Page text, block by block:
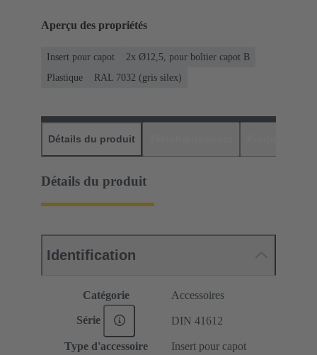
Aperçu des propriétés
Insert pour capot
2x Ø12,5, pour boîtier capot B
Plastique
RAL 7032 (gris silex)
Détails du produit
Détails du produit
Identification
Catégorie Accessoires
Série DIN 41612
Type d'accessoire
Insert pour capot